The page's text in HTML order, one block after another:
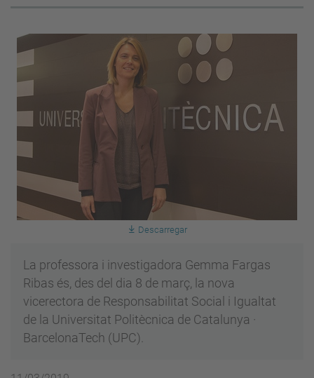
Descarregar
La professora i investigadora Gemma Fargas
Ribas és, des del dia 8 de març, la nova
vicerectora de Responsabilitat Social i Igualtat
de la Universitat Politècnica de Catalunya ·
BarcelonaTech (UPC).